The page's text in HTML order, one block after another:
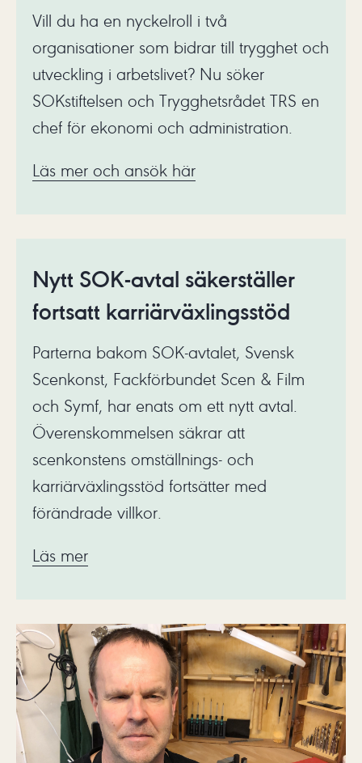
Vill du ha en nyckelroll i två
organisationer som bidrar till trygghet och
utveckling i arbetslivet? Nu söker
SOKstiftelsen och Trygghetsrådet TRS en
chef för ekonomi och administration.
Läs mer och ansök här
Nytt SOK-avtal säkerställer
fortsatt karriärväxlingsstöd
Parterna bakom SOK-avtalet, Svensk
Scenkonst, Fackförbundet Scen & Film
och Symf, har enats om ett nytt avtal.
Överenskommelsen säkrar att
scenkonstens omställnings- och
karriärväxlingsstöd fortsätter med
förändrade villkor.
Läs mer